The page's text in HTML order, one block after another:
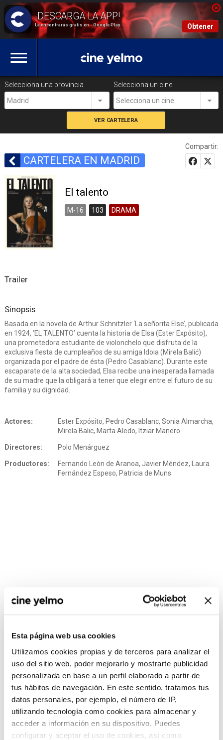
La encontrarás gratis en - Google Play Obtener
Esta página web usa cookies
Utilizamos cookies propias y de terceros para analizar el
uso del sitio web, poder mejorarlo y mostrarte publicidad
personalizada en base a un perfil elaborado a partir de
tus hábitos de navegación. En este sentido, tratamos tus
datos personales, por ejemplo, el número de IP,
utilizando tecnología como cookies para almacenar y
acceder a información en su dispositivo. Puedes
configurar y aceptar el uso de cookies, así como
Selecciona una provincia
Madrid
Selecciona un cine
Selecciona un cine
CARTELERA EN MADRID
Compartir:
El talento
M-16 103 DRAMA
Trailer
Sinopsis
Basada en la novela de Arthur Schnitzler ‘La señorita Else’, publicada
en 1924, ‘EL TALENTO’ cuenta la historia de Elsa (Ester Expósito),
una prometedora estudiante de violonchelo que disfruta de la
exclusiva fiesta de cumpleaños de su amiga Idoia (Mirela Balić)
organizada por el padre de ésta (Pedro Casablanc). Durante este
escaparate de la alta sociedad, Elsa recibe una inesperada llamada
de su madre que la obligará a tener que elegir entre el futuro de su
familia y su dignidad.
Actores:
Ester Expósito, Pedro Casablanc, Sonia Almarcha,
Mirela Balic, Marta Aledo, Itziar Manero
Directores: Polo Menárguez
Productores:
Fernando León de Aranoa, Javier Méndez, Laura
Fernández Espeso, Patricia de Muns
CONSULTA MÁS HORARIOS
:(
No hay películas con el
criterio de búsqueda
seleccionado.